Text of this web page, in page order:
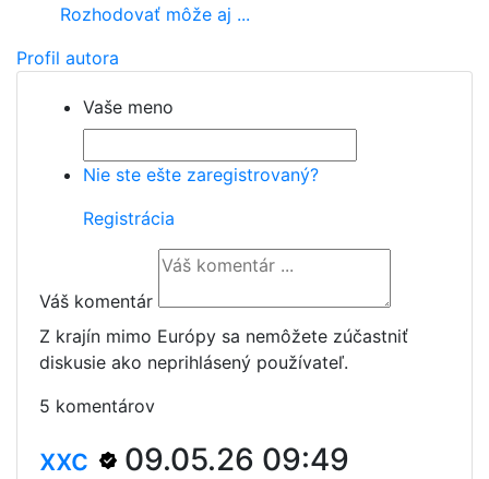
Rozhodovať môže aj ...
Profil autora
Vaše meno
Nie ste ešte zaregistrovaný?
Registrácia
Váš komentár
Z krajín mimo Európy sa nemôžete zúčastniť
diskusie ako neprihlásený používateľ.
5 komentárov
xxc 09.05.26 09:49